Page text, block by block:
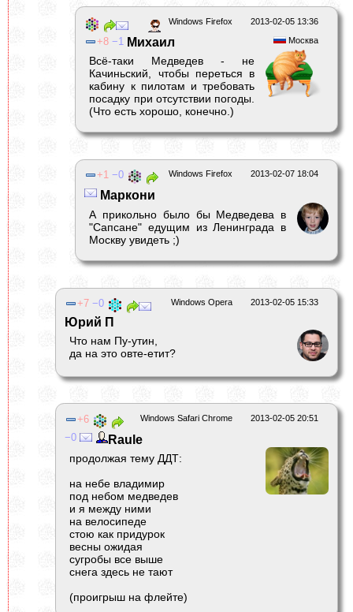
2013-02-05 13:36
Windows Firefox
Москва
8 1 Михаил
Всё-таки Медведев - не
Качиньский, чтобы переться в
кабину к пилотам и требовать
посадку при отсутствии погоды.
(Что есть хорошо, конечно.)
2013-02-07 18:04
Windows Firefox
1 0
Маркони
А прикольно было бы Медведева в
"Сапсане" едущим из Ленинграда в
Москву увидеть ;)
2013-02-05 15:33
Windows Opera
7 0
Юрий П
Что нам Пу-утин,
да на это овте-етит?
2013-02-05 20:51
Windows Safari Chrome
6
0
Raule
продолжая тему ДДТ:
на небе владимир
под небом медведев
и я между ними
на велосипеде
стою как придурок
весны ожидая
сугробы все выше
снега здесь не тают
(проигрыш на флейте)